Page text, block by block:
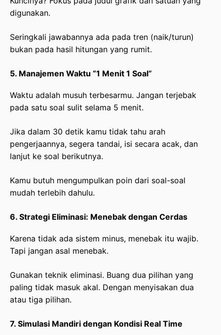
digunakan.
Seringkali jawabannya ada pada tren (naik/turun)
bukan pada hasil hitungan yang rumit.
5. Manajemen Waktu “1 Menit 1 Soal”
Waktu adalah musuh terbesarmu. Jangan terjebak
pada satu soal sulit selama 5 menit.
Jika dalam 30 detik kamu tidak tahu arah
pengerjaannya, segera tandai, isi secara acak, dan
lanjut ke soal berikutnya.
Kamu butuh mengumpulkan poin dari soal-soal
mudah terlebih dahulu.
6. Strategi Eliminasi: Menebak dengan Cerdas
Karena tidak ada sistem minus, menebak itu wajib.
Tapi jangan asal menebak.
Gunakan teknik eliminasi. Buang dua pilihan yang
paling tidak masuk akal. Dengan menyisakan dua
atau tiga pilihan.
7. Simulasi Mandiri dengan Kondisi Real Time